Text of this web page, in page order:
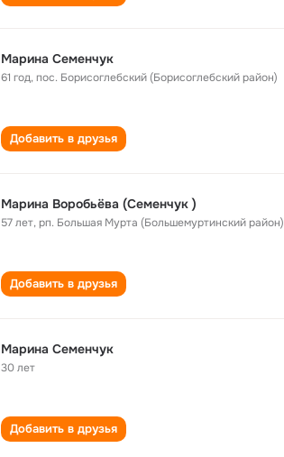
Марина Семенчук
61 год,пос. Борисоглебский (Борисоглебский район)
Добавить в друзья
Марина Воробьёва (Семенчук )
57 лет,рп. Большая Мурта (Большемуртинский район)
Добавить в друзья
Марина Семенчук
30 лет
Добавить в друзья